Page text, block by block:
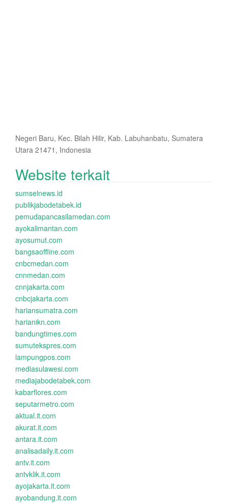
Negeri Baru, Kec. Bilah Hilir, Kab. Labuhanbatu, Sumatera
Utara 21471, Indonesia
Website terkait
sumselnews.id
publikjabodetabek.id
pemudapancasilamedan.com
ayokalimantan.com
ayosumut.com
bangsaoffline.com
cnbcmedan.com
cnnmedan.com
cnnjakarta.com
cnbcjakarta.com
hariansumatra.com
harianikn.com
bandungtimes.com
sumutekspres.com
lampungpos.com
mediasulawesi.com
mediajabodetabek.com
kabarflores.com
seputarmetro.com
aktual.it.com
akurat.it.com
antara.it.com
analisadaily.it.com
antv.it.com
antvklik.it.com
ayojakarta.it.com
ayobandung.it.com